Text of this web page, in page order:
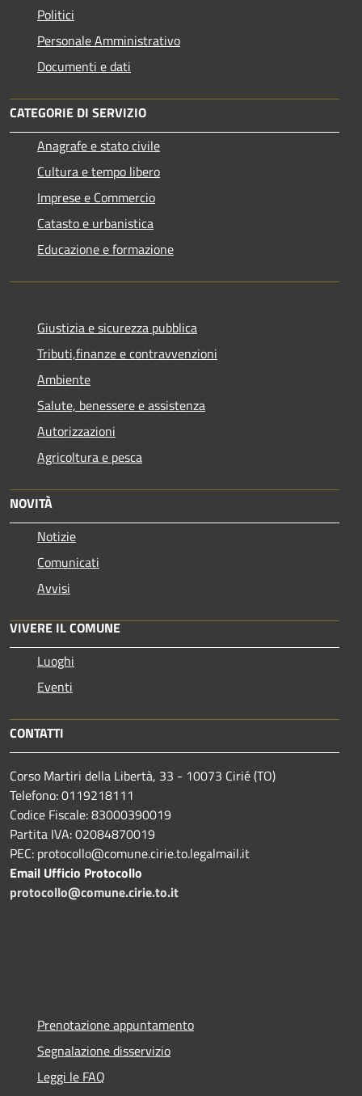
Politici
Personale Amministrativo
Documenti e dati
CATEGORIE DI SERVIZIO
Anagrafe e stato civile
Cultura e tempo libero
Imprese e Commercio
Catasto e urbanistica
Educazione e formazione
Giustizia e sicurezza pubblica
Tributi,finanze e contravvenzioni
Ambiente
Salute, benessere e assistenza
Autorizzazioni
Agricoltura e pesca
NOVITÀ
Notizie
Comunicati
Avvisi
VIVERE IL COMUNE
Luoghi
Eventi
CONTATTI
Corso Martiri della Libertà, 33 - 10073 Cirié (TO)
Telefono: 0119218111
Codice Fiscale: 83000390019
Partita IVA: 02084870019
PEC: protocollo@comune.cirie.to.legalmail.it
Email Ufficio Protocollo
protocollo@comune.cirie.to.it
Prenotazione appuntamento
Segnalazione disservizio
Leggi le FAQ